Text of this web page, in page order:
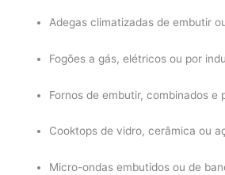
Adegas climatizadas de embutir
Fogões a gás, elétricos ou por
Fornos de embutir, combinados e
Cooktops de vidro, cerâmica ou
Micro-ondas embutidos ou de